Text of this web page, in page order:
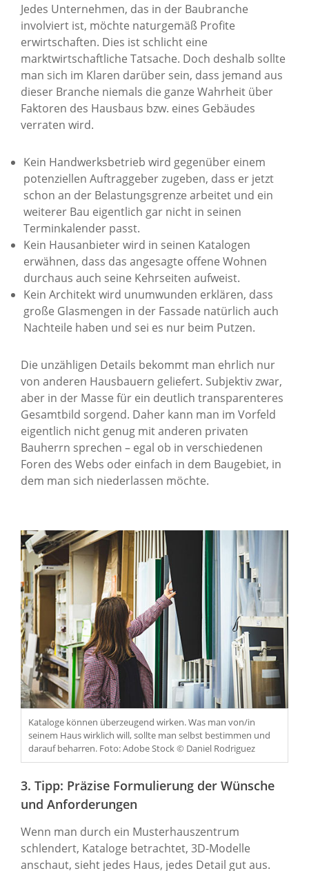
Jedes Unternehmen, das in der Baubranche
involviert ist, möchte naturgemäß Profite
erwirtschaften. Dies ist schlicht eine
marktwirtschaftliche Tatsache. Doch deshalb sollte
man sich im Klaren darüber sein, dass jemand aus
dieser Branche niemals die ganze Wahrheit über
Faktoren des Hausbaus bzw. eines Gebäudes
verraten wird.
Kein Handwerksbetrieb wird gegenüber einem
potenziellen Auftraggeber zugeben, dass er jetzt
schon an der Belastungsgrenze arbeitet und ein
weiterer Bau eigentlich gar nicht in seinen
Terminkalender passt.
Kein Hausanbieter wird in seinen Katalogen
erwähnen, dass das angesagte offene Wohnen
durchaus auch seine Kehrseiten aufweist.
Kein Architekt wird unumwunden erklären, dass
große Glasmengen in der Fassade natürlich auch
Nachteile haben und sei es nur beim Putzen.
Die unzähligen Details bekommt man ehrlich nur
von anderen Hausbauern geliefert. Subjektiv zwar,
aber in der Masse für ein deutlich transparenteres
Gesamtbild sorgend. Daher kann man im Vorfeld
eigentlich nicht genug mit anderen privaten
Bauherrn sprechen – egal ob in verschiedenen
Foren des Webs oder einfach in dem Baugebiet, in
dem man sich niederlassen möchte.
Kataloge können überzeugend wirken. Was man von/in
seinem Haus wirklich will, sollte man selbst bestimmen und
darauf beharren. Foto: Adobe Stock © Daniel Rodriguez
3. Tipp: Präzise Formulierung der Wünsche
und Anforderungen
Wenn man durch ein Musterhauszentrum
schlendert, Kataloge betrachtet, 3D-Modelle
anschaut, sieht jedes Haus, jedes Detail gut aus.